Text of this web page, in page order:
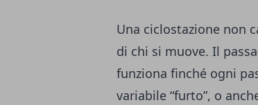
Una ciclostazione non
di chi si muove. Il
funziona finché ogni
variabile “furto”, o